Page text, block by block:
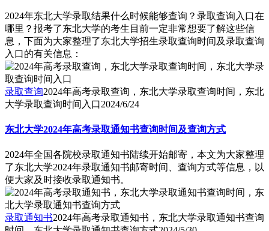
2024年东北大学录取结果什么时候能够查询？录取查询入口在
哪里？报考了东北大学的考生目前一定非常想要了解这些信
息，下面为大家整理了东北大学招生录取查询时间及录取查询
入口的有关信息：
录取查询2024年高考录取查询，东北大学录取查询时间，东北
大学录取查询时间入口2024/6/24
东北大学2024年高考录取通知书查询时间及查询方式
2024年全国各院校录取通知书陆续开始邮寄，本文为大家整理
了东北大学2024年录取通知书邮寄时间、查询方式等信息，以
便大家及时接收录取通知书。
录取通知书2024年高考录取通知书，东北大学录取通知书查询